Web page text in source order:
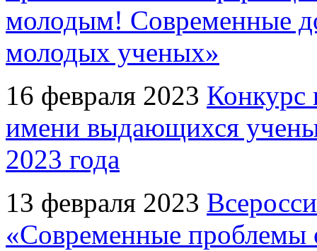
молодым! Современные
молодых ученых»
16 февраля 2023
имени выдающихся
2023 года
13 февраля 2023
«Современные проблемы